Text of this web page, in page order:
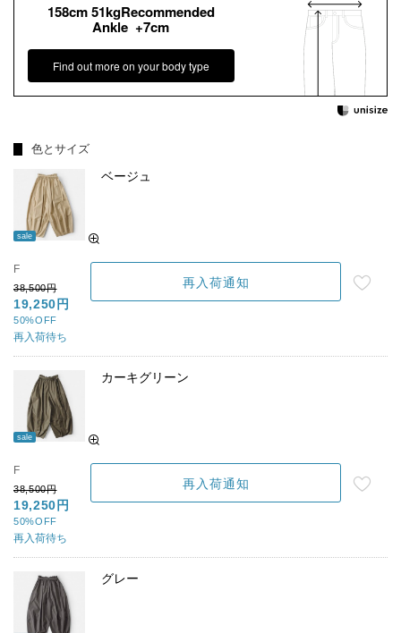
158cm 51kgRecommended
Ankle +7cm
Find out more on your body type
色とサイズ
sale
ベージュ
F
38,500円
19,250円
50%OFF
再入荷待ち
再入荷通知
sale
カーキグリーン
F
38,500円
19,250円
50%OFF
再入荷待ち
再入荷通知
グレー